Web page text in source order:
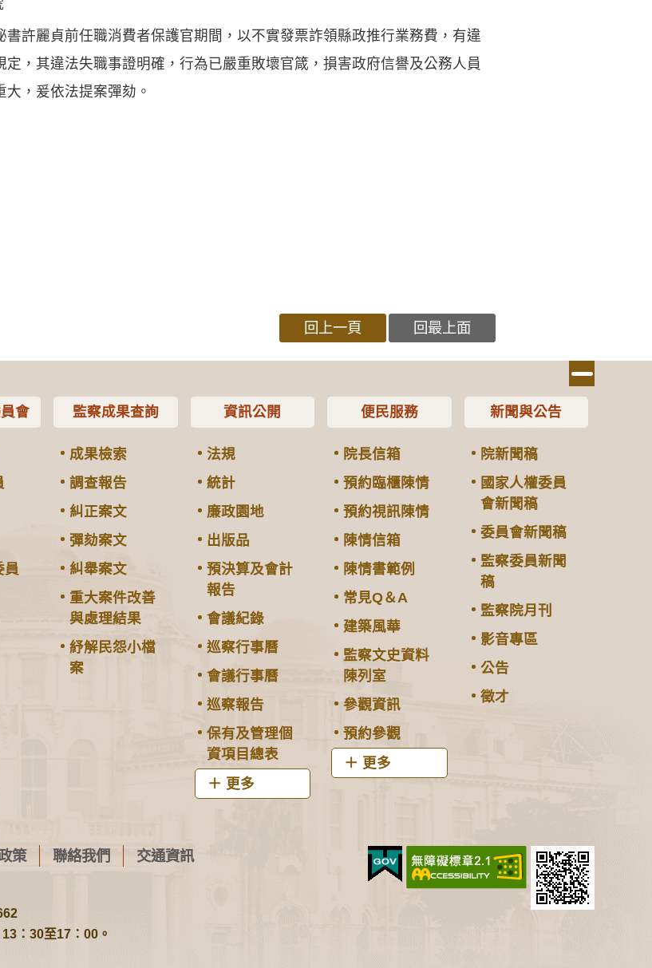
書許麗貞前任職消費者保護官期間，以不實發票詐領縣政推行業務費，有違
定，其違法失職事證明確，行為已嚴重敗壞官箴，損害政府信譽及公務人員
大，爰依法提案彈劾。
回上一頁 回最上面
會
員
監察成果查詢
成果檢索
調查報告
糾正案文
彈劾案文
糾舉案文
重大案件改善
與處理結果
紓解民怨小檔
案
資訊公開
法規
統計
廉政園地
出版品
預決算及會計
報告
會議紀錄
巡察行事曆
會議行事曆
巡察報告
保有及管理個
資項目總表
更多
便民服務
院長信箱
預約臨櫃陳情
預約視訊陳情
陳情信箱
陳情書範例
常見Q＆A
建築風華
監察文史資料
陳列室
參觀資訊
預約參觀
更多
新聞與公告
院新聞稿
國家人權委員
會新聞稿
委員會新聞稿
監察委員新聞
稿
監察院月刊
影音專區
公告
徵才
策 聯絡我們 交通資訊
：30至17：00。